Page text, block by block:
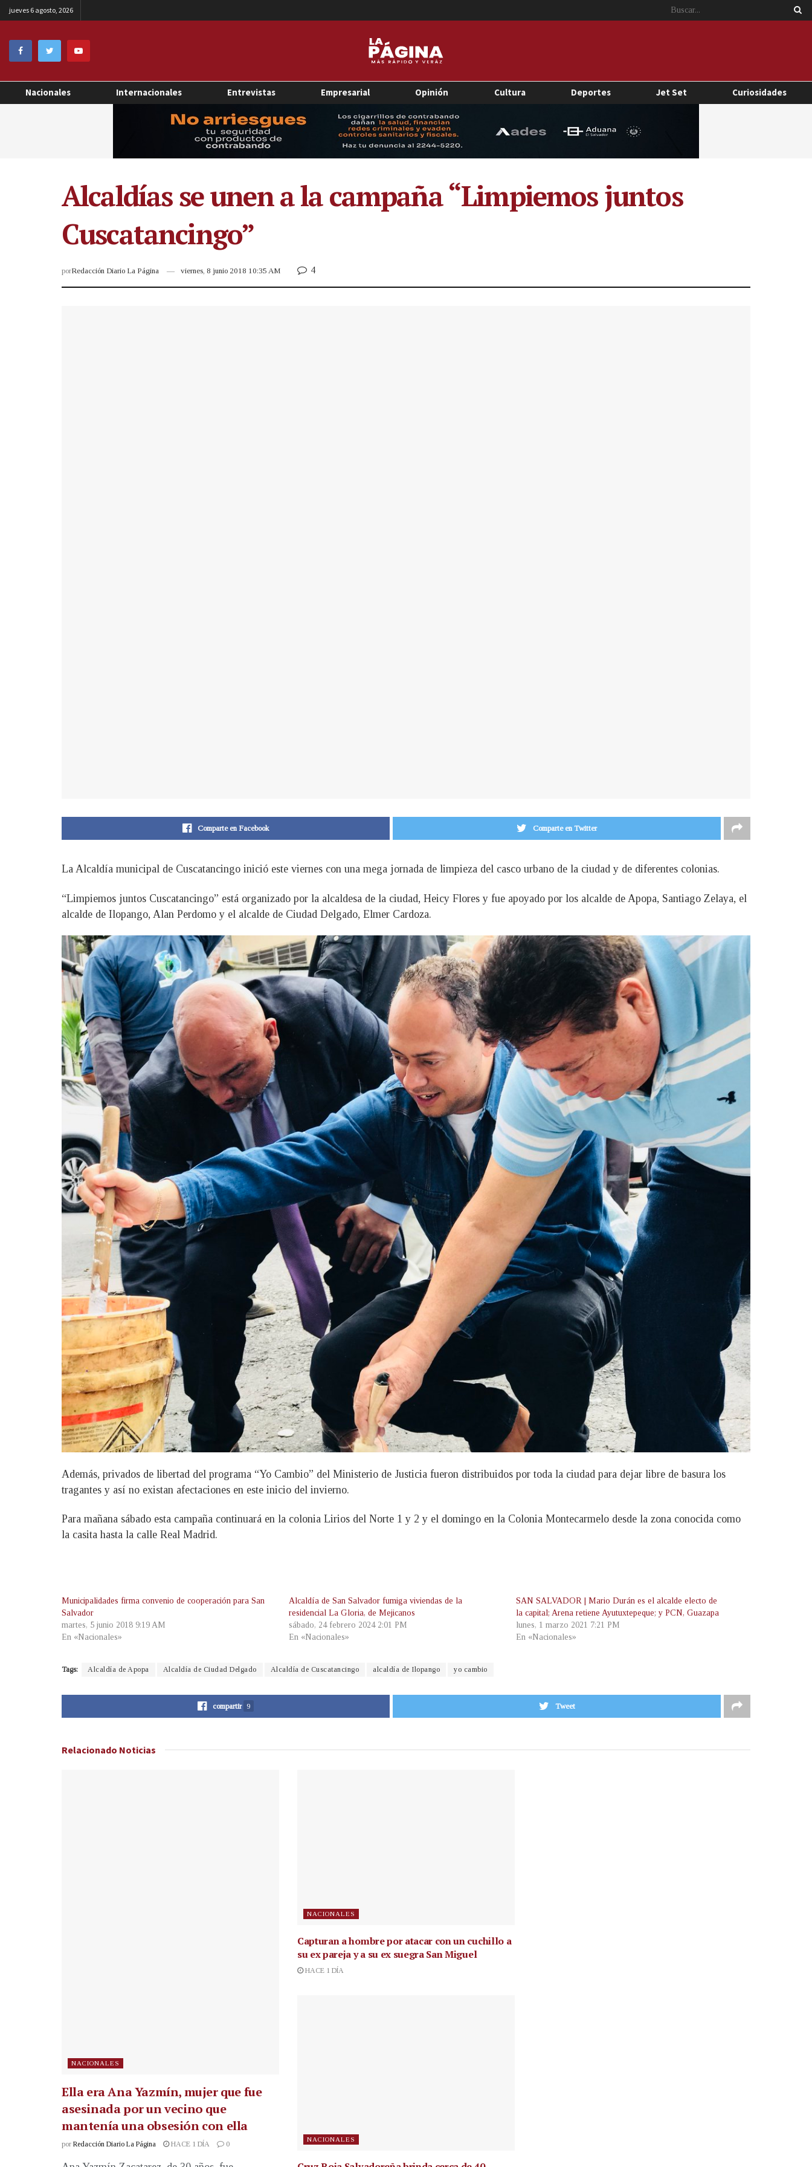
jueves 6 agosto, 2026
Nacionales Internacionales Entrevistas Empresarial Opinión Cultura Deportes Jet Set Curiosidades
Alcaldías se unen a la campaña “Limpiemos juntos
Cuscatancingo”
porRedacción Diario La Página viernes, 8 junio 2018 10:35 AM 4
Comparte en Facebook Comparte en Twitter
La Alcaldía municipal de Cuscatancingo inició este viernes con una mega jornada de limpieza del casco urbano de la ciudad y de diferentes colonias.
“Limpiemos juntos Cuscatancingo” está organizado por la alcaldesa de la ciudad, Heicy Flores y fue apoyado por los alcalde de Apopa, Santiago Zelaya, el
alcalde de Ilopango, Alan Perdomo y el alcalde de Ciudad Delgado, Elmer Cardoza.
Además, privados de libertad del programa “Yo Cambio” del Ministerio de Justicia fueron distribuidos por toda la ciudad para dejar libre de basura los
tragantes y así no existan afectaciones en este inicio del invierno.
Para mañana sábado esta campaña continuará en la colonia Lirios del Norte 1 y 2 y el domingo en la Colonia Montecarmelo desde la zona conocida como
la casita hasta la calle Real Madrid.
Municipalidades firma convenio de cooperación para San
Salvador
martes, 5 junio 2018 9:19 AM
En «Nacionales»
Alcaldía de San Salvador fumiga viviendas de la
residencial La Gloria, de Mejicanos
sábado, 24 febrero 2024 2:01 PM
En «Nacionales»
SAN SALVADOR | Mario Durán es el alcalde electo de
la capital; Arena retiene Ayutuxtepeque; y PCN, Guazapa
lunes, 1 marzo 2021 7:21 PM
En «Nacionales»
Tags: Alcaldía de Apopa Alcaldía de Ciudad Delgado Alcaldía de Cuscatancingo alcaldía de Ilopango yo cambio
compartir 9 Tweet
Relacionado Noticias
NACIONALES
Ella era Ana Yazmín, mujer que fue
asesinada por un vecino que
mantenía una obsesión con ella
por Redacción Diario La Página HACE 1 DÍA 0
NACIONALES
Capturan a hombre por atacar con un cuchillo a
su ex pareja y a su ex suegra San Miguel
HACE 1 DÍA
NACIONALES